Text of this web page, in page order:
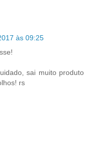
às 09:25
sai muito produto
rs